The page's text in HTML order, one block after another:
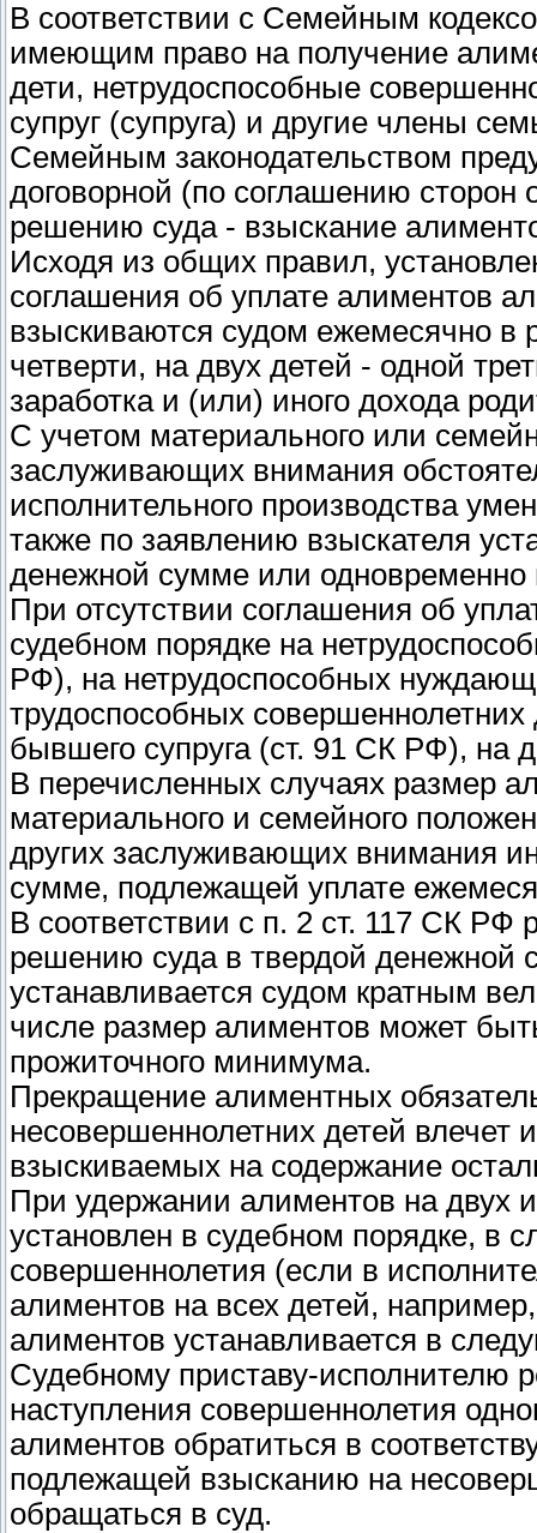
В соответствии с Семейным
имеющим право на получение
дети, нетрудоспособные
супруг (супруга) и другие члены
Семейным законодательством
договорной (по соглашению
решению суда - взыскание
Исходя из общих правил,
соглашения об уплате алиментов
взыскиваются судом ежемесячно в
четверти, на двух детей - одной
заработка и (или) иного дохода
С учетом материального или
заслуживающих внимания
исполнительного производства
также по заявлению взыскателя
денежной сумме или
При отсутствии соглашения об
судебном порядке на
РФ), на нетрудоспособных
трудоспособных
бывшего супруга (ст. 91 СК РФ), на
В перечисленных случаях размер
материального и семейного
других заслуживающих внимания
сумме, подлежащей уплате
В соответствии с п. 2 ст. 117 СК
решению суда в твердой денежной
устанавливается судом кратным
числе размер алиментов может
прожиточного минимума.
Прекращение алиментных
несовершеннолетних детей влечет
взыскиваемых на содержание
При удержании алиментов на двух
установлен в судебном порядке, в
совершеннолетия (если в
алиментов на всех детей,
алиментов устанавливается в
Судебному приставу-исполнителю
наступления совершеннолетия
алиментов обратиться в
подлежащей взысканию на
обращаться в суд.